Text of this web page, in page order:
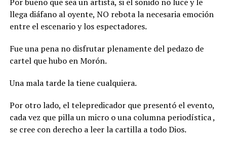
llega diáfano al oyente, NO rebota la necesaria emoción
entre el escenario y los espectadores.
Fue una pena no disfrutar plenamente del pedazo de
cartel que hubo en Morón.
Una mala tarde la tiene cualquiera.
Por otro lado, el telepredicador que presentó el evento,
cada vez que pilla un micro o una columna periodística ,
se cree con derecho a leer la cartilla a todo Dios.